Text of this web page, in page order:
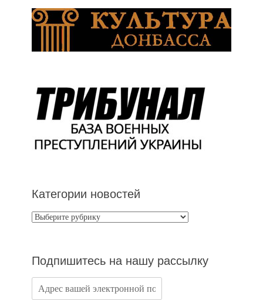
Категории новостей
Категории
Подпишитесь на нашу рассылку